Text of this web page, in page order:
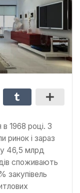
в 1968 році. З
ринок і зараз
46,5 млрд
споживають
закупівель